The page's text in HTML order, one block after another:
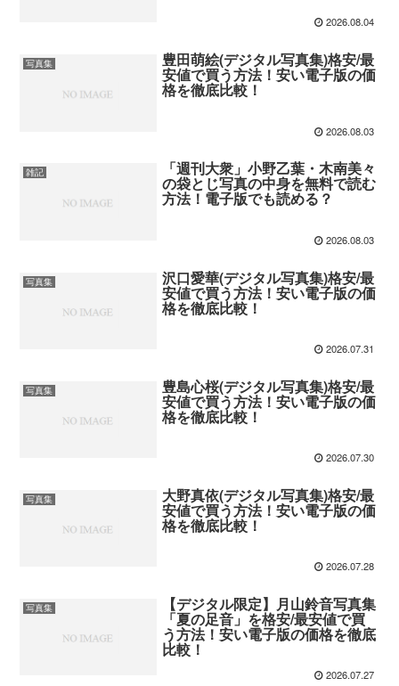
2026.08.04
写真集 豊田萌絵(デジタル写真集)格安/最
安値で買う方法！安い電子版の価
格を徹底比較！
2026.08.03
雑記 「週刊大衆」小野乙葉・木南美々
の袋とじ写真の中身を無料で読む
方法！電子版でも読める？
2026.08.03
写真集 沢口愛華(デジタル写真集)格安/最
安値で買う方法！安い電子版の価
格を徹底比較！
2026.07.31
写真集 豊島心桜(デジタル写真集)格安/最
安値で買う方法！安い電子版の価
格を徹底比較！
2026.07.30
写真集 大野真依(デジタル写真集)格安/最
安値で買う方法！安い電子版の価
格を徹底比較！
2026.07.28
写真集 【デジタル限定】月山鈴音写真集
「夏の足音」を格安/最安値で買
う方法！安い電子版の価格を徹底
比較！
2026.07.27